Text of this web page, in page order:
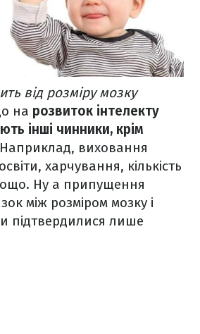
від розміру мозку
на розвиток інтелекту
інші чинники, крім
виховання
харчування, кількість
Ну а припущення
між розміром мозку і
підтвердилися лише